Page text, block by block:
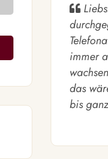
immer
das
bis